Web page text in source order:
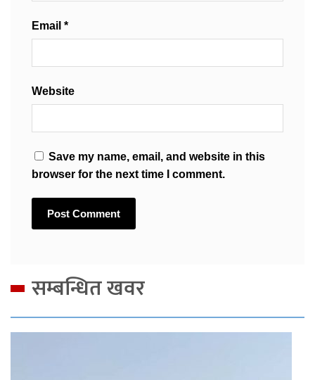
Email *
Website
Save my name, email, and website in this
browser for the next time I comment.
सम्बन्धित खवर